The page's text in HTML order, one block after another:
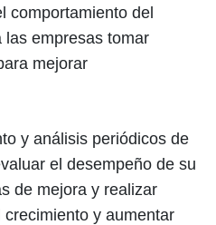
comportamiento del
las empresas tomar
mejorar
y análisis periódicos de
el desempeño de su
de mejora y realizar
y aumentar